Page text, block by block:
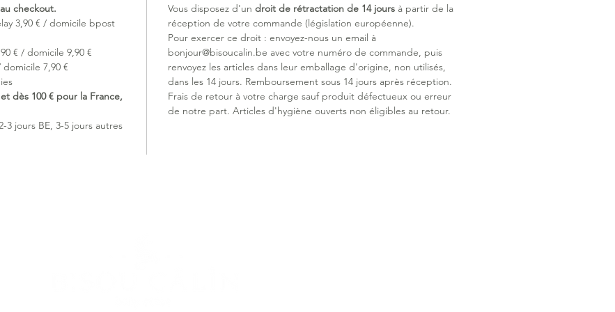
checkout.
3,90 € / domicile bpost
€ / domicile 9,90 €
7,90 €
dès 100 € pour la France,
3 jours BE, 3-5 jours autres
Vous disposez d'un droit de rétractation de 14 jours à partir de la
réception de votre commande (législation européenne).
Pour exercer ce droit : envoyez-nous un email à
bonjour@bisoucalin.be avec votre numéro de commande, puis
renvoyez les articles dans leur emballage d'origine, non utilisés,
dans les 14 jours. Remboursement sous 14 jours après réception.
Frais de retour à votre charge sauf produit défectueux ou erreur
de notre part. Articles d'hygiène ouverts non éligibles au retour.